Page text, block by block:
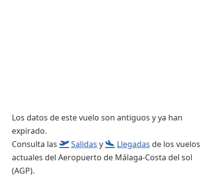
Los datos de este vuelo son antiguos y ya han
expirado.
Consulta las
Salidas y Llegadas de los vuelos
actuales del Aeropuerto de Málaga-Costa del sol
(AGP).